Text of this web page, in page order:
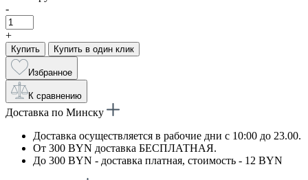
-
+
Купить Купить в один клик
Избранное
К сравнению
Доставка по Минску
Доставка осуществляется в рабочие дни с 10:00 до 23.00.
От 300 BYN доставка БЕСПЛАТНАЯ.
До 300 BYN - доставка платная, стоимость - 12 BYN